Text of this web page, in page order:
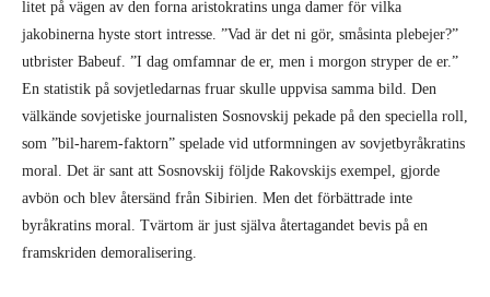
litet på vägen av den forna aristokratins unga damer för vilka
jakobinerna hyste stort intresse. ”Vad är det ni gör, småsinta plebejer?”
utbrister Babeuf. ”I dag omfamnar de er, men i morgon stryper de er.”
En statistik på sovjetledarnas fruar skulle uppvisa samma bild. Den
välkände sovjetiske journalisten Sosnovskij pekade på den speciella roll,
som ”bil-harem-faktorn” spelade vid utformningen av sovjetbyråkratins
moral. Det är sant att Sosnovskij följde Rakovskijs exempel, gjorde
avbön och blev återsänd från Sibirien. Men det förbättrade inte
byråkratins moral. Tvärtom är just själva återtagandet bevis på en
framskriden demoralisering.